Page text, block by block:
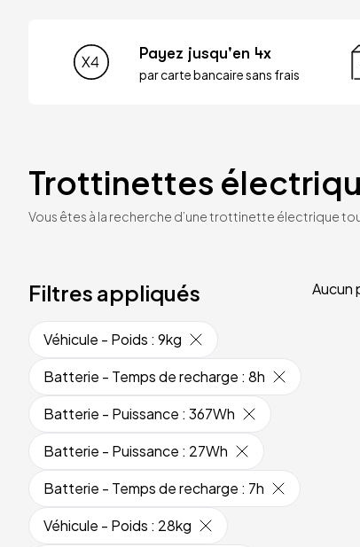
Payez jusqu'en 4x
par carte bancaire sans frais
Trottinettes
Vous êtes à la recherche d’une trottinette électrique
Filtres appliqués
Véhicule - Poids : 9kg
Batterie - Temps de recharge : 8h
Batterie - Puissance : 367Wh
Batterie - Puissance : 27Wh
Batterie - Temps de recharge : 7h
Véhicule - Poids : 28kg
Aucun